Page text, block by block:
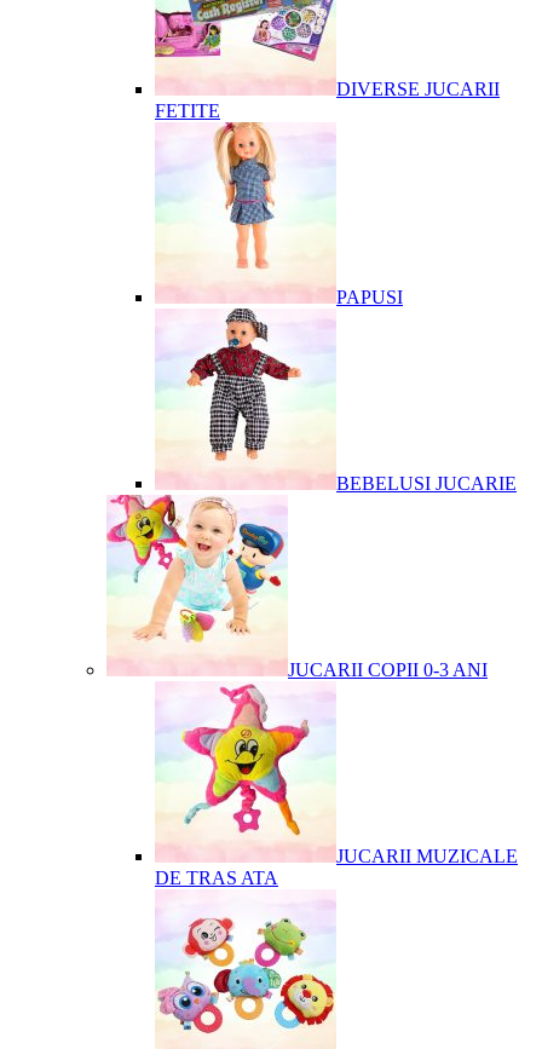
DIVERSE JUCARII
FETITE
PAPUSI
BEBELUSI JUCARIE
JUCARII COPII 0-3 ANI
JUCARII MUZICALE
DE TRAS ATA